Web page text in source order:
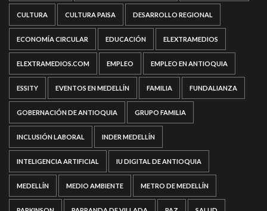
CULTURA CULTURA PAISA DESARROLLO REGIONAL
ECONOMÍA CIRCULAR EDUCACIÓN ELEXTRAMEDIOS
ELEXTRAMEDIOS.COM EMPLEO EMPLEO EN ANTIOQUIA
ESSITY EVENTOS EN MEDELLÍN FAMILIA FUNDALIANZA
GOBERNACIÓN DE ANTIOQUIA GRUPO FAMILIA
INCLUSIÓN LABORAL INDER MEDELLÍN
INTELIGENCIA ARTIFICIAL IU DIGITAL DE ANTIOQUIA
MEDELLÍN MEDIO AMBIENTE METRO DE MEDELLÍN